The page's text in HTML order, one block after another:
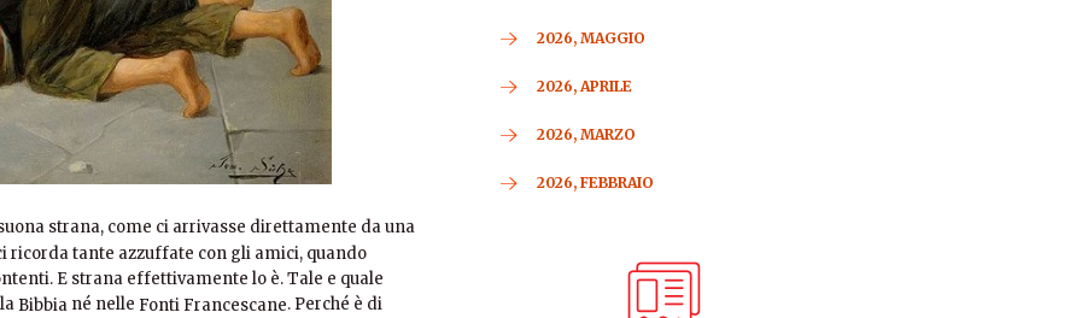
strana, come ci arrivasse direttamente da una
ricorda tante azzuffate con gli amici, quando
E strana effettivamente lo è. Tale e quale
Bibbia né nelle Fonti Francescane. Perché è di
2026, MAGGIO
2026, APRILE
2026, MARZO
2026, FEBBRAIO